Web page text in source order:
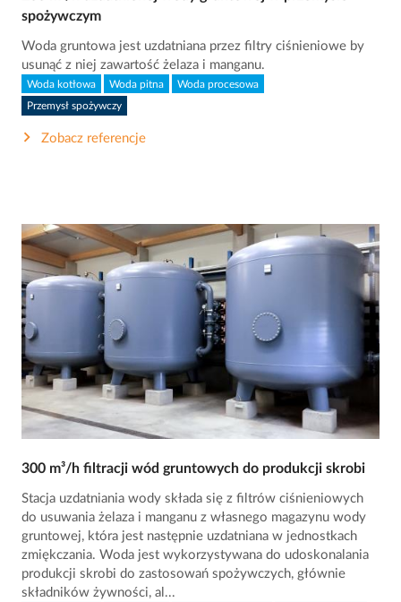
spożywczym
Woda gruntowa jest uzdatniana przez filtry ciśnieniowe by
usunąć z niej zawartość żelaza i manganu.
Woda kotłowa Woda pitna Woda procesowa
Przemysł spożywczy
Zobacz referencje
300 m³/h filtracji wód gruntowych do produkcji skrobi
Stacja uzdatniania wody składa się z filtrów ciśnieniowych
do usuwania żelaza i manganu z własnego magazynu wody
gruntowej, która jest następnie uzdatniana w jednostkach
zmiękczania. Woda jest wykorzystywana do udoskonalania
produkcji skrobi do zastosowań spożywczych, głównie
składników żywności, al...